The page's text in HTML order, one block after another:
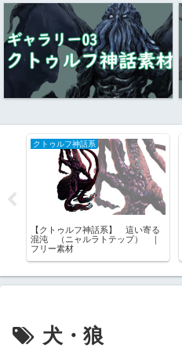
クトゥルフ神話系
【クトゥルフ神話系】 這い寄る
混沌 （ニャルラトテップ） ｜
フリー素材
犬・狼